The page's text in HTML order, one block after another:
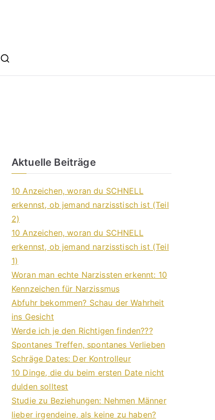
Aktuelle Beiträge
10 Anzeichen, woran du SCHNELL
erkennst, ob jemand narzisstisch ist (Teil
2)
10 Anzeichen, woran du SCHNELL
erkennst, ob jemand narzisstisch ist (Teil
1)
Woran man echte Narzissten erkennt: 10
Kennzeichen für Narzissmus
Abfuhr bekommen? Schau der Wahrheit
ins Gesicht
Werde ich je den Richtigen finden???
Spontanes Treffen, spontanes Verlieben
Schräge Dates: Der Kontrolleur
10 Dinge, die du beim ersten Date nicht
dulden solltest
Studie zu Beziehungen: Nehmen Männer
lieber irgendeine, als keine zu haben?